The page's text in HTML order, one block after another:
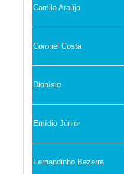
Camila Araújo
Coronel Costa
Dionísio
Emídio Júnior
Fernandinho Bezerra